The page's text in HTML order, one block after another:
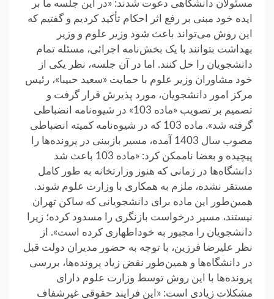
مسئولان دانشگاهی دعوت شدند: «در این جلسه ما بر
ایده خود مبنی بر رفع اثر احکام تأکید کردیم و گفتیم که
این روش می‌تواند باعث شود وزیر علوم و وزیر
بهداشت بتوانند با یک بخش‌نامه اجرائی، مسئله تمام
دانشجویان را حل کنند. اما در آن جلسه، نظر یکی از
خود مشاوران وزیر علوم با حمایت «سعید حبیبا»، رئیس
مرکز امور دانشجویان، مورد پذیرش قرار گرفت و
تصمیم بر تصویب «ماده 103» در شیوه‌نامه انضباطی
گرفته شد». ‌ماده 103‌ که در شیوه‌نامه کمیته انضباطی
مصوب سال 1403 آمده، مسیر بازبینی در پرونده‌ها را
پیچیده و بعضا ناممکن کرد: «‌ماده 103 باعث شد‌
دانشگاه‌ها در زمانی که هنوز وزارتخانه به‌ طور کامل
مستقر نشده، ملزم به همکاری با وزارت علوم شوند.
همین‌طور این ماده برای دانشجویانی که ساکن تهران
نیستند، مسیر درخواست بازنگری را مسدود کرده؛ زیرا
دانشجویان را مجبور به خوداظهاری کرده است». از
نظر علیرضا فرزین، با توجه به حضور مدیران دولت قبل
در دانشگاه‌ها و همین‌طور نقض زیاد پرونده‌ها، بررسی
پرونده‌ها با این روش توسط وزارت علوم دارای
مشکلات زیادی است: «این فرایند حقوقی‌ غیر‌شفاف